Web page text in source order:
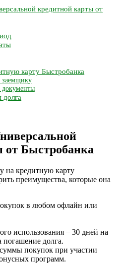
кредитной карты от
карту Быстробанка
заемщику
от Быстробанка
на кредитную карту
преимущества, которые она
в любом офлайн или
использования – 30 дней на
долга.
покупок при участии
программ.